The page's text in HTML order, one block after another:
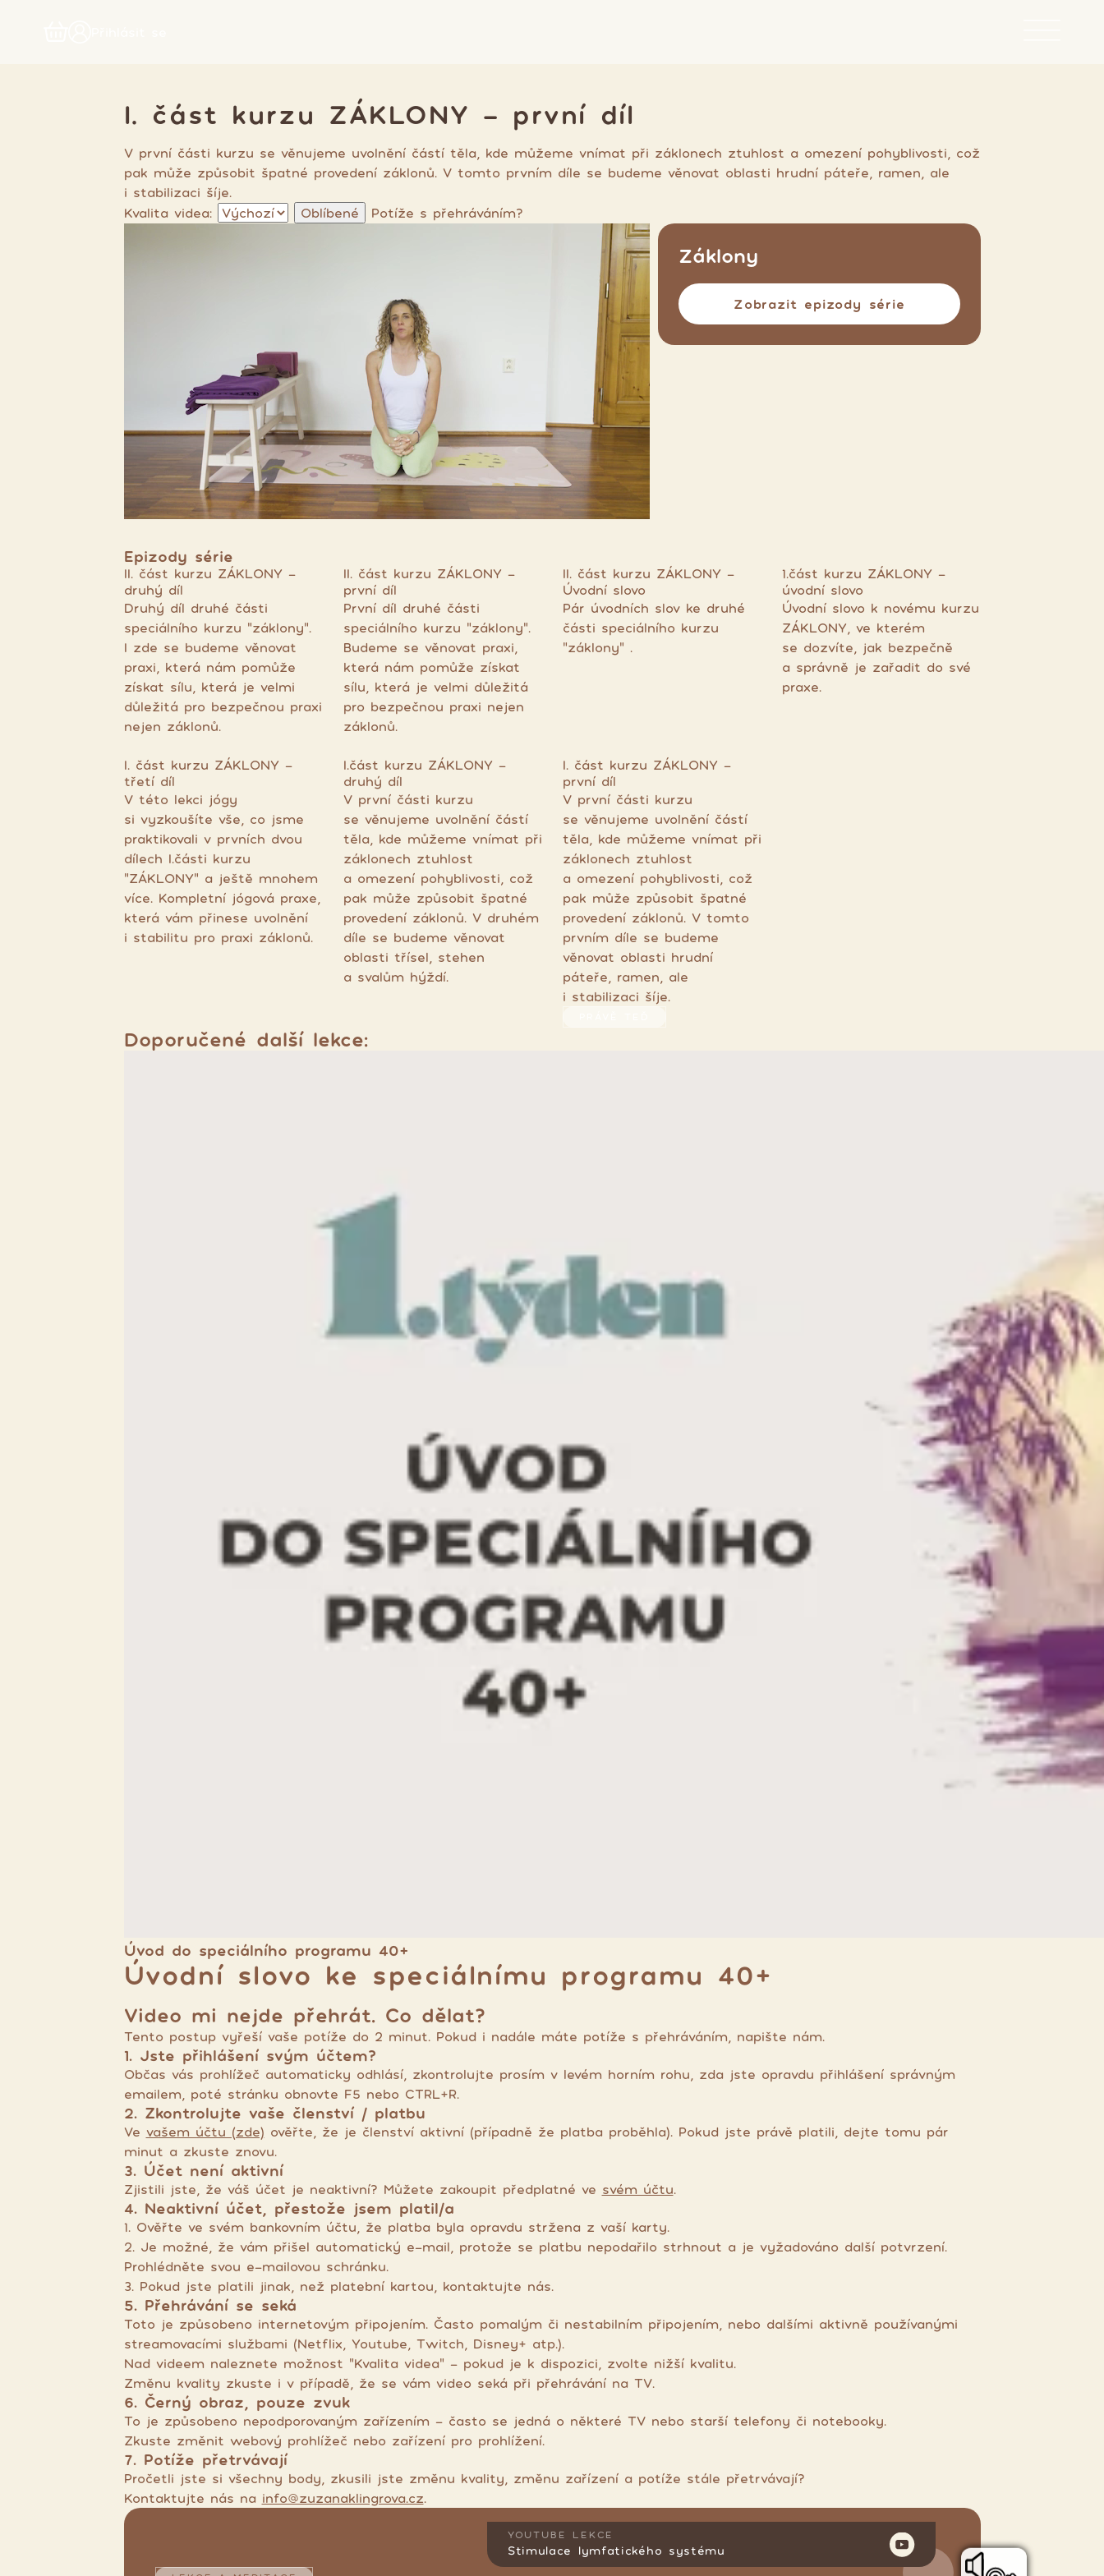
I. část kurzu ZÁKLONY - první díl
V první části kurzu se věnujeme uvolnění částí těla, kde můžeme vnímat při záklonech ztuhlost a omezení pohyblivosti, což
pak může způsobit špatné provedení záklonů. V tomto prvním díle se budeme věnovat oblasti hrudní páteře, ramen, ale
i stabilizaci šíje.
Kvalita videa:
Oblíbené Potíže s přehráváním?
Záklony
Zobrazit epizody série
Epizody série
II. část kurzu ZÁKLONY -
druhý díl
Druhý díl druhé části
speciálního kurzu "záklony".
I zde se budeme věnovat
praxi, která nám pomůže
získat sílu, která je velmi
důležitá pro bezpečnou praxi
nejen záklonů.
II. část kurzu ZÁKLONY -
první díl
První díl druhé části
speciálního kurzu "záklony".
Budeme se věnovat praxi,
která nám pomůže získat
sílu, která je velmi důležitá
pro bezpečnou praxi nejen
záklonů.
II. část kurzu ZÁKLONY -
Úvodní slovo
Pár úvodních slov ke druhé
části speciálního kurzu
"záklony" .
1.část kurzu ZÁKLONY -
úvodní slovo
Úvodní slovo k novému kurzu
ZÁKLONY, ve kterém
se dozvíte, jak bezpečně
a správně je zařadit do své
praxe.
I. část kurzu ZÁKLONY -
třetí díl
V této lekci jógy
si vyzkoušíte vše, co jsme
praktikovali v prvních dvou
dílech I.části kurzu
"ZÁKLONY" a ještě mnohem
více. Kompletní jógová praxe,
která vám přinese uvolnění
i stabilitu pro praxi záklonů.
I.část kurzu ZÁKLONY -
druhý díl
V první části kurzu
se věnujeme uvolnění částí
těla, kde můžeme vnímat při
záklonech ztuhlost
a omezení pohyblivosti, což
pak může způsobit špatné
provedení záklonů. V druhém
díle se budeme věnovat
oblasti třísel, stehen
a svalům hýždí.
I. část kurzu ZÁKLONY -
první díl
V první části kurzu
se věnujeme uvolnění částí
těla, kde můžeme vnímat při
záklonech ztuhlost
a omezení pohyblivosti, což
pak může způsobit špatné
provedení záklonů. V tomto
prvním díle se budeme
věnovat oblasti hrudní
páteře, ramen, ale
i stabilizaci šíje.
Doporučené další lekce:
Úvod do speciálního programu 40+
Úvodní slovo ke speciálnímu programu 40+
Video mi nejde přehrát. Co dělat?
Tento postup vyřeší vaše potíže do 2 minut. Pokud i nadále máte potíže s přehráváním, napište nám.
1. Jste přihlášení svým účtem?
Občas vás prohlížeč automaticky odhlásí, zkontrolujte prosím v levém horním rohu, zda jste opravdu přihlášení správným
emailem, poté stránku obnovte F5 nebo CTRL+R.
2. Zkontrolujte vaše členství / platbu
Ve vašem účtu (zde) ověřte, že je členství aktivní (případně že platba proběhla). Pokud jste právě platili, dejte tomu pár
minut a zkuste znovu.
3. Účet není aktivní
Zjistili jste, že váš účet je neaktivní? Můžete zakoupit předplatné ve svém účtu.
4. Neaktivní účet, přestože jsem platil/a
1. Ověřte ve svém bankovním účtu, že platba byla opravdu stržena z vaší karty.
2. Je možné, že vám přišel automatický e-mail, protože se platbu nepodařilo strhnout a je vyžadováno další potvrzení.
Prohlédněte svou e-mailovou schránku.
3. Pokud jste platili jinak, než platební kartou, kontaktujte nás.
5. Přehrávání se seká
Toto je způsobeno internetovým připojením. Často pomalým či nestabilním připojením, nebo dalšími aktivně používanými
streamovacími službami (Netflix, Youtube, Twitch, Disney+ atp.).
Nad videem naleznete možnost "Kvalita videa" - pokud je k dispozici, zvolte nižší kvalitu.
Změnu kvality zkuste i v případě, že se vám video seká při přehrávání na TV.
6. Černý obraz, pouze zvuk
To je způsobeno nepodporovaným zařízením - často se jedná o některé TV nebo starší telefony či notebooky.
Zkuste změnit webový prohlížeč nebo zařízení pro prohlížení.
7. Potíže přetrvávají
Pročetli jste si všechny body, zkusili jste změnu kvality, změnu zařízení a potíže stále přetrvávají?
Kontaktujte nás na info@zuzanaklingrova.cz.
YOUTUBE LEKCE
Stimulace lymfatického systému